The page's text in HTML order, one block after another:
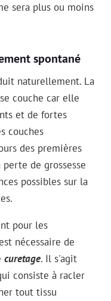
sera plus ou moins
spontané
naturellement. La
couche car elle
et de fortes
couches
des premières
perte de grossesse
possibles sur la
pour les
nécessaire de
curetage. Il s'agit
consiste à racler
tout tissu